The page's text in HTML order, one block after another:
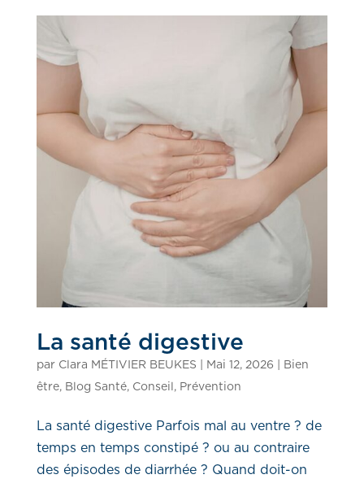
La santé digestive
par Clara MÉTIVIER BEUKES Mai 12, 2026
Bien
être, Blog Santé, Conseil , Prévention
La santé digestive Parfois mal au ventre ? de
temps en temps constipé ? ou au contraire
des épisodes de diarrhée ? Quand doit-on